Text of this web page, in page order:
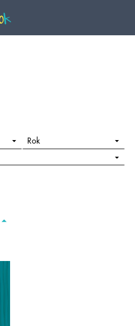
Rok